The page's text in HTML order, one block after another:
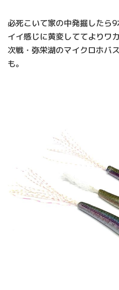
必死こいて家の中発掘したら9
イイ感じに黄変しててよりワ
次戦・弥栄湖のマイクロホバ
も。